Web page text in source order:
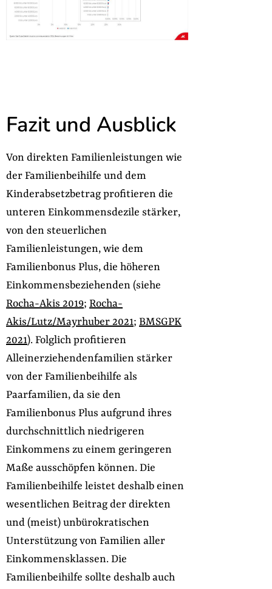
Fazit und Ausblick
Von direkten Familienleistungen wie
der Familienbeihilfe und dem
Kinderabsetzbetrag profitieren die
unteren Einkommensdezile stärker,
von den steuerlichen
Familienleistungen, wie dem
Familienbonus Plus, die höheren
Einkommensbeziehenden (siehe
Rocha-Akis 2019; Rocha-
Akis/Lutz/Mayrhuber 2021; BMSGPK
2021). Folglich profitieren
Alleinerziehendenfamilien stärker
von der Familienbeihilfe als
Paarfamilien, da sie den
Familienbonus Plus aufgrund ihres
durchschnittlich niedrigeren
Einkommens zu einem geringeren
Maße ausschöpfen können. Die
Familienbeihilfe leistet deshalb einen
wesentlichen Beitrag der direkten
und (meist) unbürokratischen
Unterstützung von Familien aller
Einkommensklassen. Die
Familienbeihilfe sollte deshalb auch